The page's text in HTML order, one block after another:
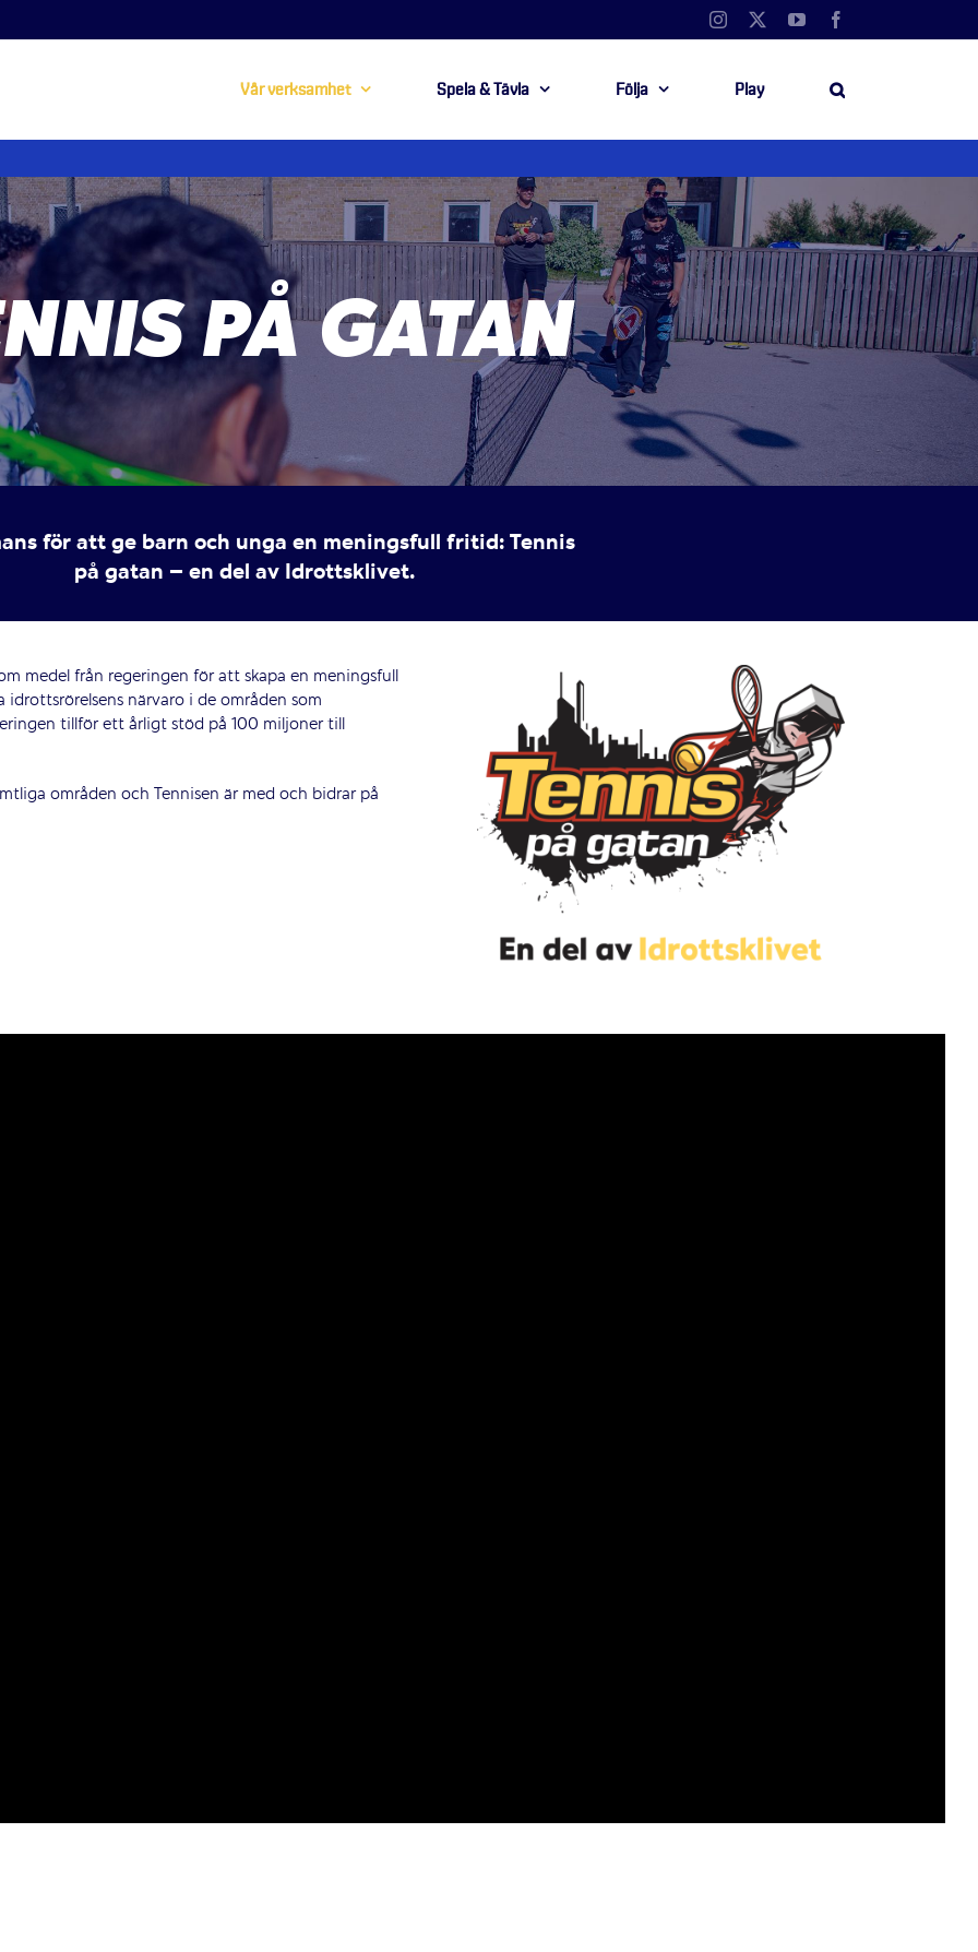
Instagram YouTube
Vår verksamhet Spela & Tävla Följa Play
PÅ GATAN
för att ge barn och unga en meningsfull fritid: Tennis
på gatan – en del av Idrottsklivet.
medel från regeringen för att skapa en meningsfull
närvaro i de områden som
tillför ett årligt stöd på 100 miljoner till
områden och Tennisen är med och bidrar på